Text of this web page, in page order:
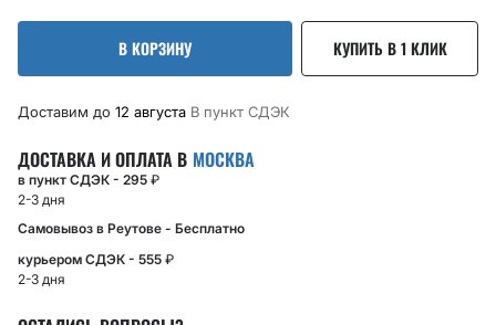
В КОРЗИНУ КУПИТЬ В 1 КЛИК
Доставим до 12 августа В пункт CДЭК
ДОСТАВКА И ОПЛАТА В МОСКВА
в пункт СДЭК - 295 ₽
2-3 дня
Самовывоз в Реутове - Бесплатно
курьером СДЭК - 555 ₽
2-3 дня